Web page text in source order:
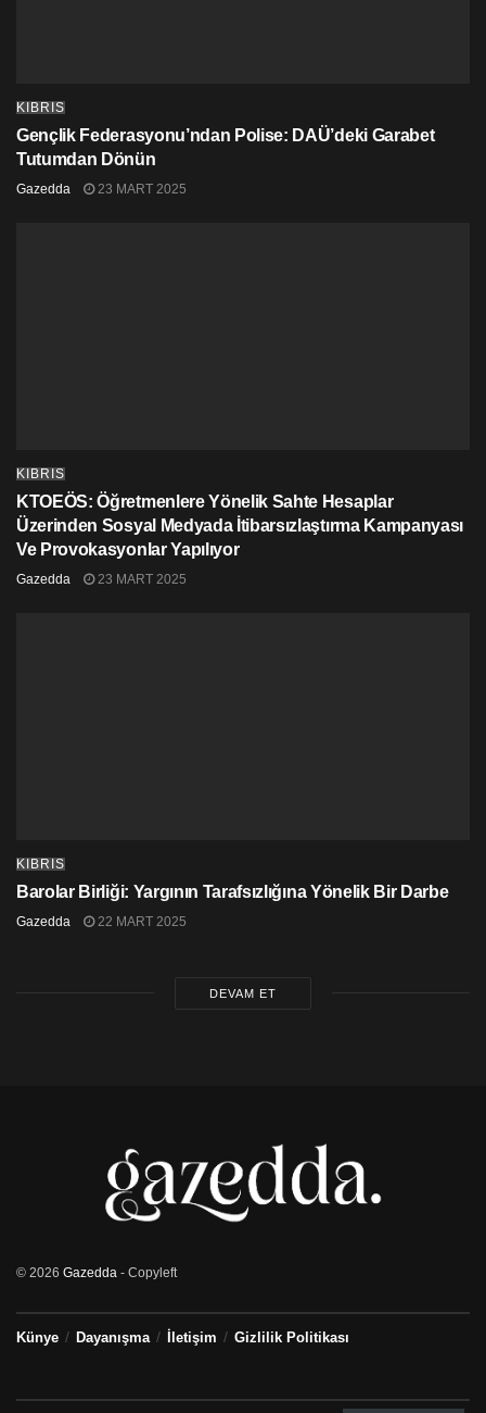
KIBRIS
Gençlik Federasyonu’ndan Polise: DAÜ’deki Garabet
Tutumdan Dönün
Gazedda 23 MART 2025
KIBRIS
KTOEÖS: Öğretmenlere Yönelik Sahte Hesaplar
Üzerinden Sosyal Medyada İtibarsızlaştırma Kampanyası
Ve Provokasyonlar Yapılıyor
Gazedda 23 MART 2025
KIBRIS
Barolar Birliği: Yargının Tarafsızlığına Yönelik Bir Darbe
Gazedda 22 MART 2025
DEVAM ET
© 2026 Gazedda - Copyleft
Künye Dayanışma İletişim Gizlilik Politikası